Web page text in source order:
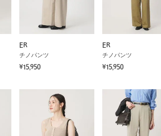
ER
チノパンツ
¥15,950
ER
チノパンツ
¥15,950